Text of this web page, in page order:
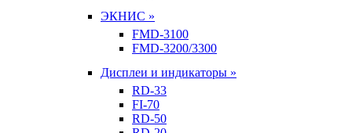
ЭКНИС »
FMD-3100
FMD-3200/3300
Дисплеи и индикаторы »
RD-33
FI-70
RD-50